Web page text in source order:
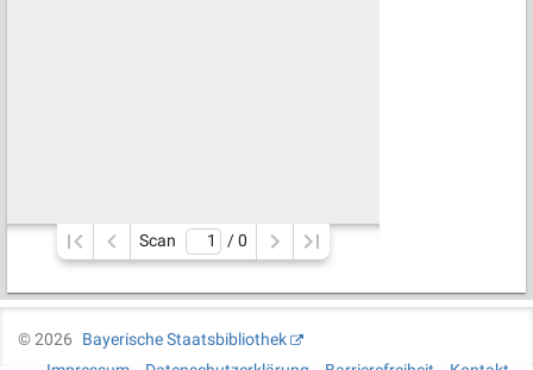
Scan / 0
©2026
Bayerische Staatsbibliothek